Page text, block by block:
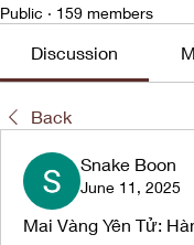
Public · 159 members
Discussion
Back
Snake Boon
June 11, 2025
Mai Vàng Yên Tử: